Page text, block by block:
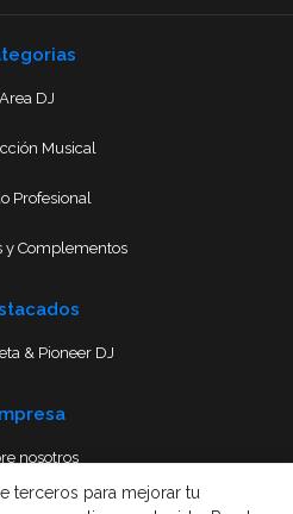
Area DJ
Musical
Profesional
y Complementos
& Pioneer DJ
nosotros
terceros para mejorar tu